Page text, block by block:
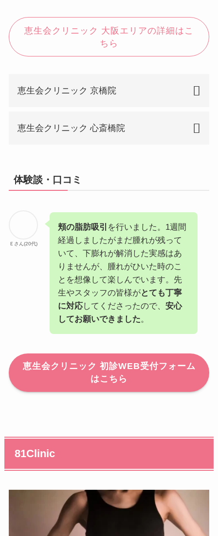
恵生会クリニック 大阪エリアの詳細はこ
ちら
恵生会クリニック 京橋院
名
住所
大阪市都島区東野田町2-3-19MFK
不定休
06-6242-5620
恵生会クリニック 心斎橋院
最寄
大阪メトロ御堂筋線 心斎橋駅 6
大阪メトロ堺筋線・長堀鶴見緑地
線 長堀橋駅 7番出口
住所
大阪市中央区東心斎橋1-7-30 21 心
斎橋ビル8F
月・火・水 10:00 ～ 19:00
木・金・土・日 9:00 ～ 18:00
不定休
番号
体験談・口コミ
Ｅさん(20代)
頬の脂肪吸引 を行いました。1週間
経過しましたがまだ腫れが残って
いて、下膨れが解消した実感はあ
りませんが、腫れがひいた時のこ
とを想像して楽しんでいます。先
生やスタッフの皆様がとても丁寧
に対応してくださったので、 安心
してお願いできました。
恵生会クリニック 初診WEB受付フォーム
はこちら
81Clinic